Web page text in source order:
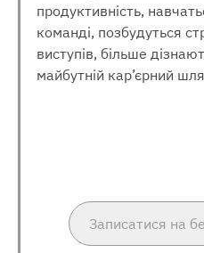
продуктивність,
команді, позбудуться
виступів, більше
майбутній кар’єрний
Записатися на